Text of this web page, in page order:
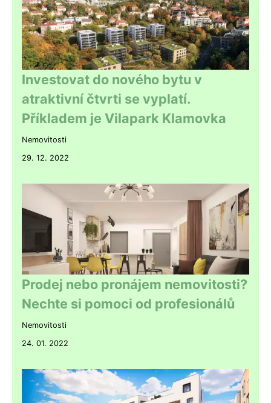
Investovat do nového bytu v
atraktivní čtvrti se vyplatí.
Příkladem je Vilapark Klamovka
Nemovitosti
29. 12. 2022
Prodej nebo pronájem nemovitosti?
Nechte si pomoci od profesionálů
Nemovitosti
24. 01. 2022